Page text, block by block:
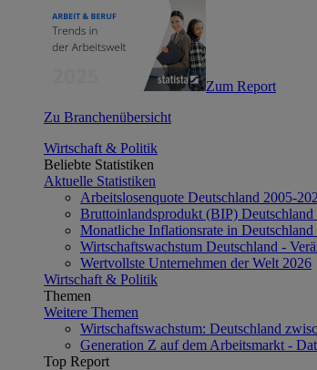
Zum Report
Zu Branchenübersicht
Wirtschaft & Politik
Beliebte Statistiken
Aktuelle Statistiken
Arbeitslosenquote Deutschland 2005-
Bruttoinlandsprodukt (BIP) Deutschland
Monatliche Inflationsrate in
Wirtschaftswachstum Deutschland -
Wertvollste Unternehmen der Welt 2026
Wirtschaft & Politik
Themen
Weitere Themen
Wirtschaftswachstum: Deutschland
Generation Z auf dem Arbeitsmarkt -
Top Report